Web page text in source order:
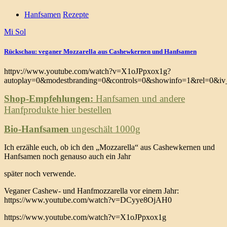
Hanfsamen Rezepte
Mi Sol
Rückschau: veganer Mozzarella aus Cashewkernen und Hanfsamen
httpv://www.youtube.com/watch?v=X1oJPpxox1g?
Shop-Empfehlungen: Hanfsamen und andere
Hanfprodukte hier bestellen
Bio-Hanfsamen ungeschält 1000g
Ich erzähle euch, ob ich den „Mozzarella“ aus Cashewkernen und
Hanfsamen noch genauso auch ein Jahr
später noch verwende.
Veganer Cashew- und Hanfmozzarella vor einem Jahr:
https://www.youtube.com/watch?v=DCyye8OjAH0
https://www.youtube.com/watch?v=X1oJPpxox1g